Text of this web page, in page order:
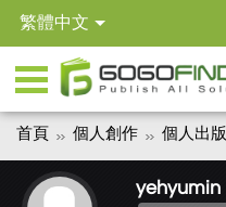
繁體中文
首頁 個人創作 個人出版
yehyumin